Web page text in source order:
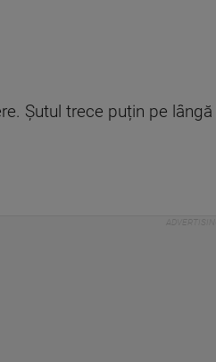
Șutul trece puțin pe lângă